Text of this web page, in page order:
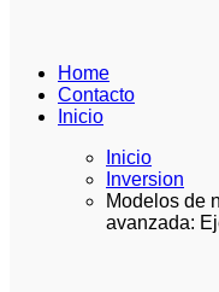
Home
Contacto
Inicio
Inicio
Inversion
Modelos de
avanzada: